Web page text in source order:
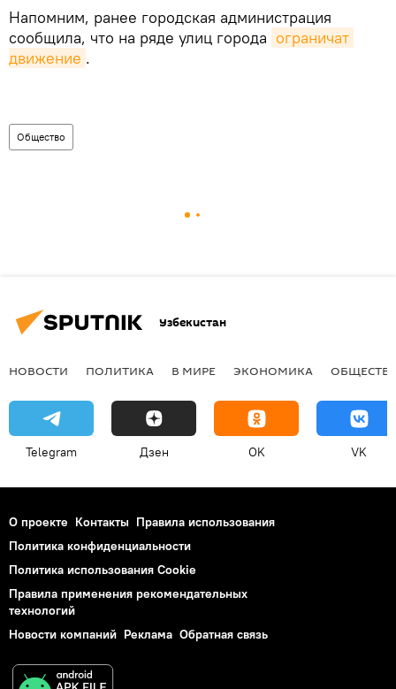
Напомним, ранее городская администрация
сообщила, что на ряде улиц города ограничат
движение .
Общество
Узбекистан
НОВОСТИ ПОЛИТИКА В МИРЕ ЭКОНОМИКА
Telegram Дзен OK VK
О проекте Контакты Правила использования
Политика конфиденциальности
Политика использования Cookie
Правила применения рекомендательных
технологий
Новости компаний Реклама Обратная связь